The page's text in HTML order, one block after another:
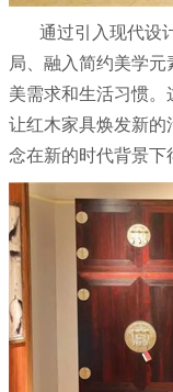
通过引入现代设
局、融入简约美学
美需求和生活习惯。
让红木家具焕发新的
念在新的时代背景下